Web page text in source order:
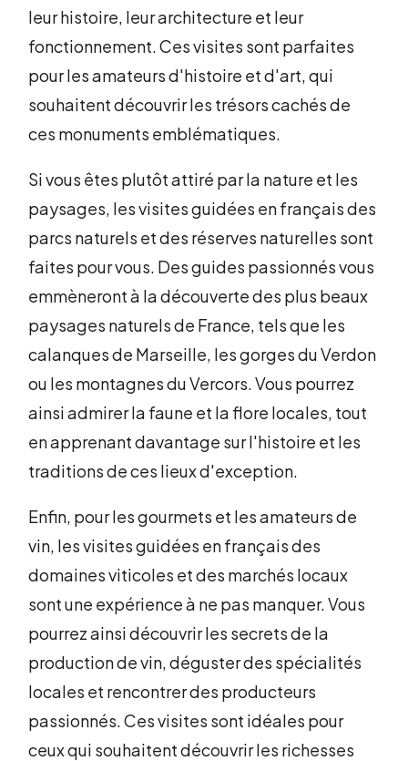
leur histoire, leur architecture et leur
fonctionnement. Ces visites sont parfaites
pour les amateurs d'histoire et d'art, qui
souhaitent découvrir les trésors cachés de
ces monuments emblématiques.
Si vous êtes plutôt attiré par la nature et les
paysages, les visites guidées en français des
parcs naturels et des réserves naturelles sont
faites pour vous. Des guides passionnés vous
emmèneront à la découverte des plus beaux
paysages naturels de France, tels que les
calanques de Marseille, les gorges du Verdon
ou les montagnes du Vercors. Vous pourrez
ainsi admirer la faune et la flore locales, tout
en apprenant davantage sur l'histoire et les
traditions de ces lieux d'exception.
Enfin, pour les gourmets et les amateurs de
vin, les visites guidées en français des
domaines viticoles et des marchés locaux
sont une expérience à ne pas manquer. Vous
pourrez ainsi découvrir les secrets de la
production de vin, déguster des spécialités
locales et rencontrer des producteurs
passionnés. Ces visites sont idéales pour
ceux qui souhaitent découvrir les richesses